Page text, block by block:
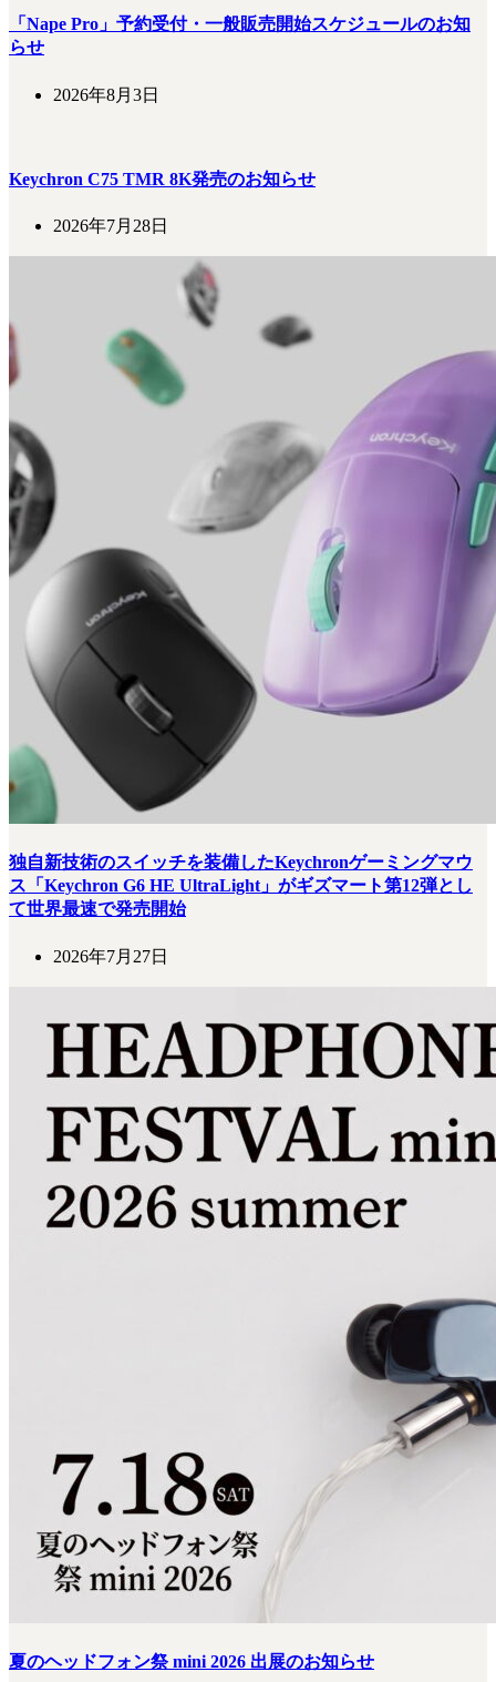
「Nape Pro」予約受付・一般販売開始スケジュールのお知
らせ
2026年8月3日
Keychron C75 TMR 8K発売のお知らせ
2026年7月28日
独自新技術のスイッチを装備したKeychronゲーミングマウ
ス「Keychron G6 HE UltraLight」がギズマート第12弾とし
て世界最速で発売開始
2026年7月27日
夏のヘッドフォン祭 mini 2026 出展のお知らせ